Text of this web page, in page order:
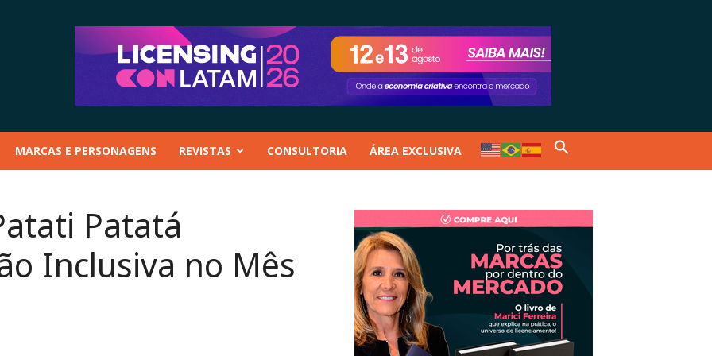
MARCAS E PERSONAGENS REVISTAS CONSULTORIA ÁREA EXCLUSIVA
Patatá
Inclusiva no Mês